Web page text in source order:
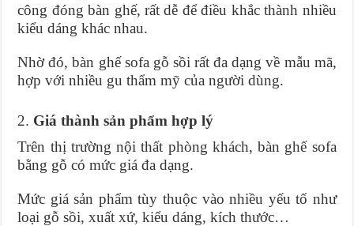
công đóng bàn ghế, rất dễ để điều khắc thành nhiều
kiểu dáng khác nhau.
Nhờ đó, bàn ghế sofa gỗ sồi rất đa dạng về mẫu mã,
hợp với nhiều gu thẩm mỹ của người dùng.
2. Giá thành sản phẩm hợp lý
Trên thị trường nội thất phòng khách, bàn ghế sofa
bằng gỗ có mức giá đa dạng.
Mức giá sản phẩm tùy thuộc vào nhiều yếu tố như
loại gỗ sồi, xuất xứ, kiểu dáng, kích thước…